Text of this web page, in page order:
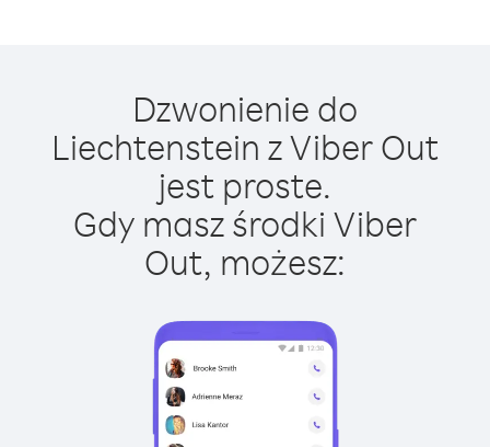
Dzwonienie do
Liechtenstein z Viber Out
jest proste.
Gdy masz środki Viber
Out, możesz: